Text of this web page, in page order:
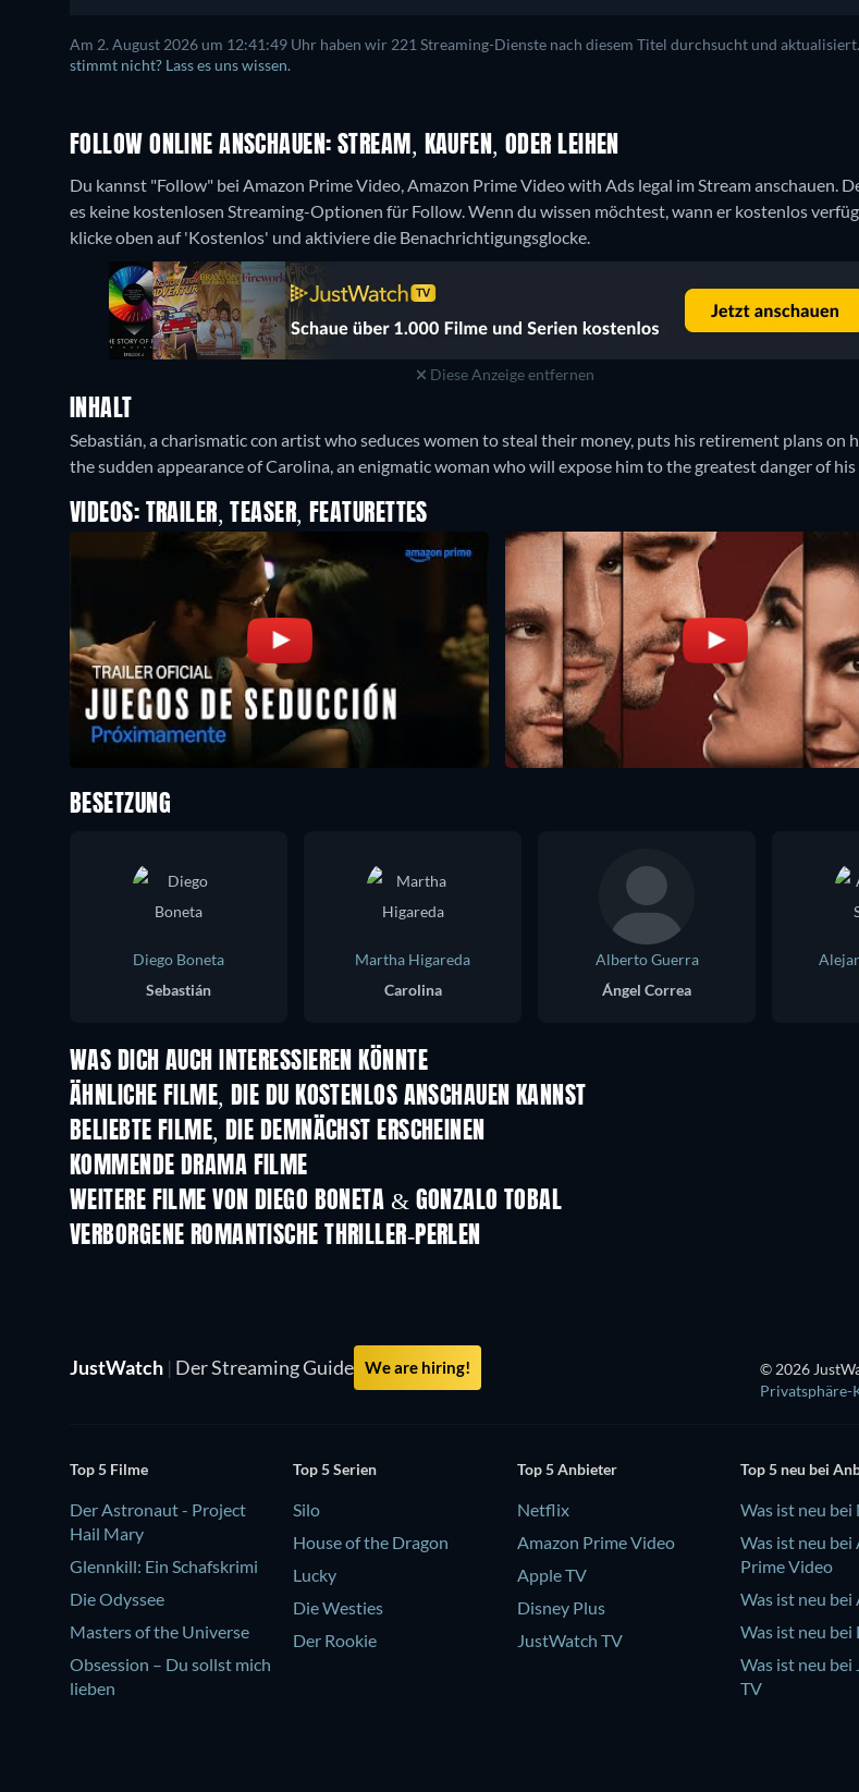
Am 2. August 2026 um 12:41:49 Uhr haben wir 221 Streaming-Dienste nach diesem Titel durchsucht und aktualisiert.
stimmt nicht? Lass es uns wissen.
FOLLOW ONLINE ANSCHAUEN: STREAM, KAUFEN, ODER LEIHEN
Du kannst "Follow" bei Amazon Prime Video, Amazon Prime Video with Ads legal im Stream anschauen.
es keine kostenlosen Streaming-Optionen für Follow. Wenn du wissen möchtest, wann er kostenlos
klicke oben auf 'Kostenlos' und aktiviere die Benachrichtigungsglocke.
Diese Anzeige entfernen
INHALT
Sebastián, a charismatic con artist who seduces women to steal their money, puts his retirement plans on
the sudden appearance of Carolina, an enigmatic woman who will expose him to the greatest danger of his
VIDEOS: TRAILER, TEASER, FEATURETTES
BESETZUNG
Diego Boneta
Sebastián
Martha Higareda
Carolina
Alberto Guerra
Ángel Correa
WAS DICH AUCH INTERESSIEREN KÖNNTE
ÄHNLICHE FILME, DIE DU KOSTENLOS ANSCHAUEN KANNST
BELIEBTE FILME, DIE DEMNÄCHST ERSCHEINEN
KOMMENDE DRAMA FILME
WEITERE FILME VON DIEGO BONETA & GONZALO TOBAL
VERBORGENE ROMANTISCHE THRILLER-PERLEN
JustWatch | Der Streaming Guide We are hiring! © 2026
Top 5 Filme
Der Astronaut - Project
Hail Mary
Glennkill: Ein Schafskrimi
Die Odyssee
Masters of the Universe
Obsession – Du sollst mich
lieben
Top 5 Serien
Silo
House of the Dragon
Lucky
Die Westies
Der Rookie
Top 5 Anbieter
Netflix
Amazon Prime Video
Apple TV
Disney Plus
JustWatch TV
Top 5 neu bei
Was ist neu
Was ist neu bei
Prime Video
Was ist neu bei
Was ist neu bei
Was ist neu bei
TV